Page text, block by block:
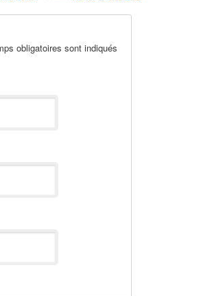
obligatoires sont indiqués